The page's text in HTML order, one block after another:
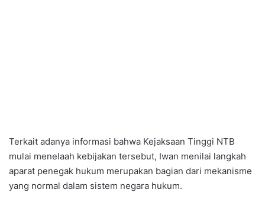
Terkait adanya informasi bahwa Kejaksaan Tinggi NTB
mulai menelaah kebijakan tersebut, Iwan menilai langkah
aparat penegak hukum merupakan bagian dari mekanisme
yang normal dalam sistem negara hukum.